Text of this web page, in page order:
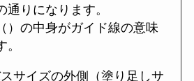
通りになります。
）の中身がガイド線の意味
サイズの外側（塗り足しサ